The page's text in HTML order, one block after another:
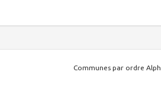
Communes par ordre